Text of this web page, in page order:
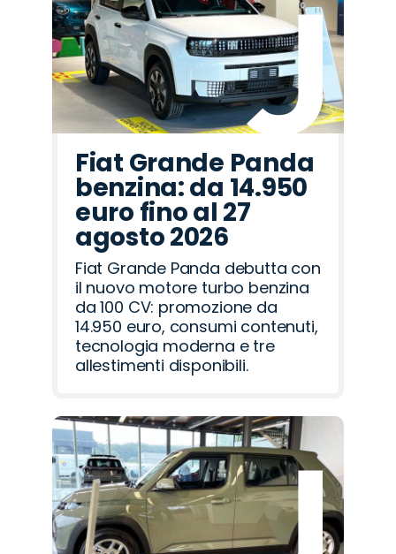
Fiat Grande Panda
benzina: da 14.950
euro fino al 27
agosto 2026
Fiat Grande Panda debutta con
il nuovo motore turbo benzina
da 100 CV: promozione da
14.950 euro, consumi contenuti,
tecnologia moderna e tre
allestimenti disponibili.